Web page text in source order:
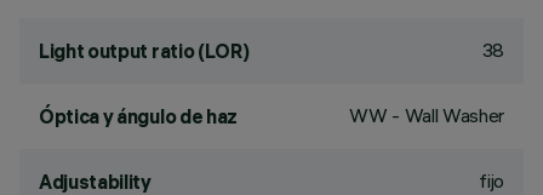
Light output ratio (LOR) 38
Óptica y ángulo de haz WW - Wall Washer
Adjustability fijo